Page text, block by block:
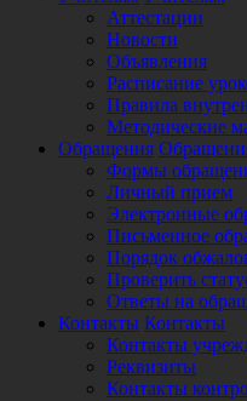
Аттестации
Новости
Объявления
Расписание
Правила
Методические
Обращения
Формы
Личный прием
Электронные
Письменное
Порядок
Проверить
Ответы на
Контакты Контакты
Контакты
Реквизиты
Контакты